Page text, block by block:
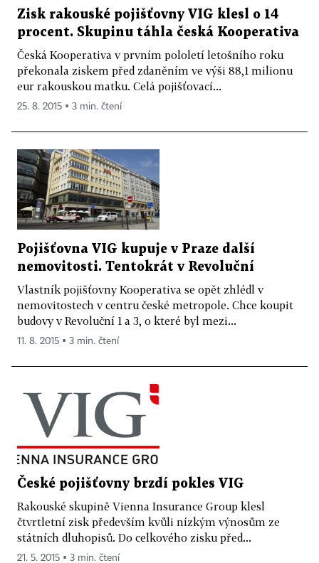
Zisk rakouské pojišťovny VIG klesl o 14
procent. Skupinu táhla česká Kooperativa
Česká Kooperativa v prvním pololetí letošního roku
překonala ziskem před zdaněním ve výši 88,1 milionu
eur rakouskou matku. Celá pojišťovací...
25. 8. 2015 ▪ 3 min. čtení
Pojišťovna VIG kupuje v Praze další
nemovitosti. Tentokrát v Revoluční
Vlastník pojišťovny Kooperativa se opět zhlédl v
nemovitostech v centru české metropole. Chce koupit
budovy v Revoluční 1 a 3, o které byl mezi...
11. 8. 2015 ▪ 3 min. čtení
České pojišťovny brzdí pokles VIG
Rakouské skupině Vienna Insurance Group klesl
čtvrtletní zisk především kvůli nízkým výnosům ze
státních dluhopisů. Do celkového zisku před...
21. 5. 2015 ▪ 3 min. čtení